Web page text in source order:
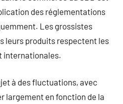
des réglementations
Les grossistes
leurs produits respectent les
internationales.
à des fluctuations, avec
largement en fonction de la